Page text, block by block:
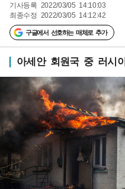
기사등록 2022/03/05 14:10:03
최종수정 2022/03/05 14:12:42
구글에서 선호하는 매체로 추가
아세안 회원국 중 러시